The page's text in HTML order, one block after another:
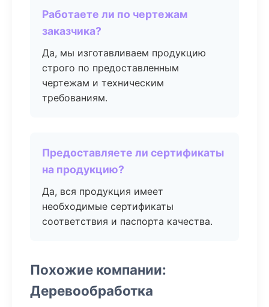
Работаете ли по чертежам
заказчика?
Да, мы изготавливаем продукцию
строго по предоставленным
чертежам и техническим
требованиям.
Предоставляете ли сертификаты
на продукцию?
Да, вся продукция имеет
необходимые сертификаты
соответствия и паспорта качества.
Похожие компании:
Деревообработка